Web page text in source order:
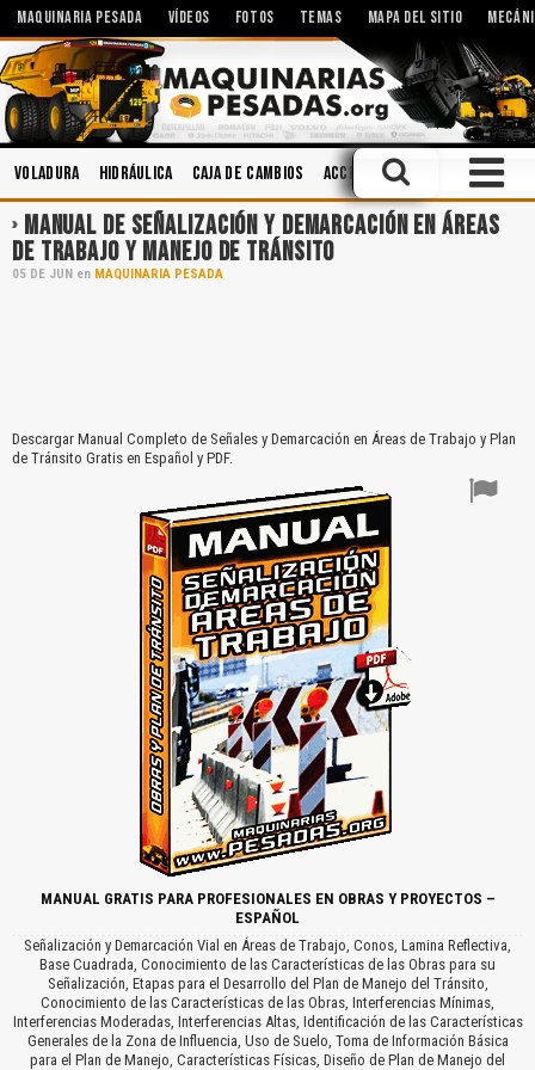
MAQUINARIA PESADA VÍDEOS FOTOS TEMAS MAPA DEL SITIO
Voladura Hidráulica Caja de Cambios Accidentes Mantenimiento
MANUAL DE SEÑALIZACIÓN Y DEMARCACIÓN EN ÁREAS
DE TRABAJO Y MANEJO DE TRÁNSITO
05 DE JUN en MAQUINARIA PESADA
Descargar Manual Completo de Señales y Demarcación en Áreas de Trabajo y Plan
de Tránsito Gratis en Español y PDF.
MANUAL GRATIS PARA PROFESIONALES EN OBRAS Y PROYECTOS –
ESPAÑOL
Señalización y Demarcación Vial en Áreas de Trabajo, Conos, Lamina Reflectiva,
Base Cuadrada, Conocimiento de las Características de las Obras para su
Señalización, Etapas para el Desarrollo del Plan de Manejo del Tránsito,
Conocimiento de las Características de las Obras, Interferencias Mínimas,
Interferencias Moderadas, Interferencias Altas, Identificación de las Características
Generales de la Zona de Influencia, Uso de Suelo, Toma de Información Básica
para el Plan de Manejo, Características Físicas, Diseño de Plan de Manejo del